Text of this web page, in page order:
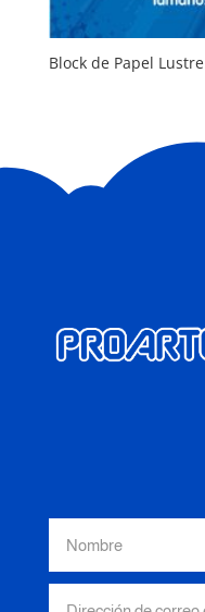
Block de Papel Lustre